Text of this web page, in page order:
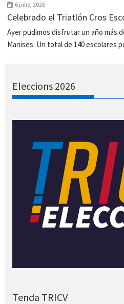
6 julio, 2026
Celebrado el Triatlón Cros
Ayer pudimos disfrutar un año más
Manises. Un total de 140 escolares
Eleccions 2026
Tenda TRICV